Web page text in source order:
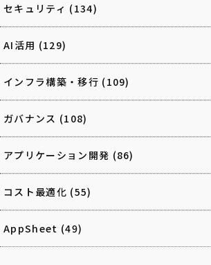
セキュリティ (134)
AI活用 (129)
インフラ構築・移行 (109)
ガバナンス (108)
アプリケーション開発 (86)
コスト最適化 (55)
AppSheet (49)